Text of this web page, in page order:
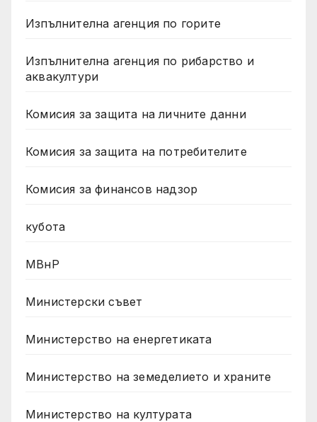
Изпълнителна агенция по горите
Изпълнителна агенция по рибарство и
аквакултури
Комисия за защита на личните данни
Комисия за защита на потребителите
Комисия за финансов надзор
кубота
МВнР
Министерски съвет
Министерство на енергетиката
Министерство на земеделието и храните
Министерство на културата